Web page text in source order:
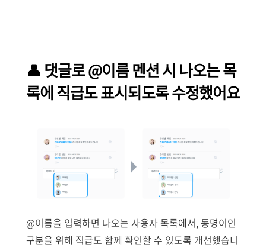
👤 댓글로 @이름 멘션 시 나오는 목
록에 직급도 표시되도록 수정했어요
@이름을 입력하면 나오는 사용자 목록에서, 동명이인
구분을 위해 직급도 함께 확인할 수 있도록 개선했습니